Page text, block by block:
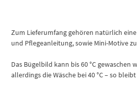
Zum Lieferumfang gehören natürlich
und Pflegeanleitung, sowie Mini-Motive
Das Bügelbild kann bis 60 °C gewaschen
allerdings die Wäsche bei 40 °C – so